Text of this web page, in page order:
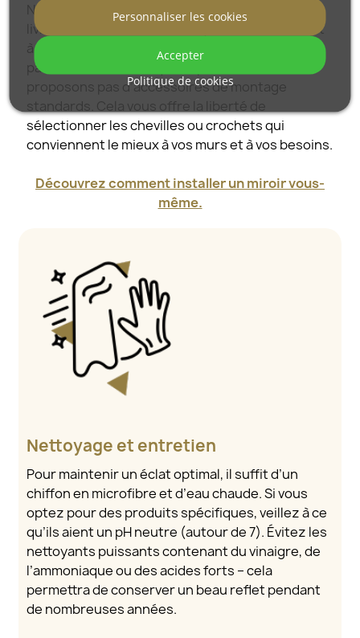
Nous nous chargeons de la fabrication et de la
livraison des miroirs, tandis que l’installation est
à votre responsabilité. Étant donné les
particularités de chaque espace, nous ne
proposons pas d’accessoires de montage
standards. Cela vous offre la liberté de
sélectionner les chevilles ou crochets qui
conviennent le mieux à vos murs et à vos besoins.
Découvrez comment installer un miroir vous-
même.
Nettoyage et entretien
Pour maintenir un éclat optimal, il suffit d’un
chiffon en microfibre et d’eau chaude. Si vous
optez pour des produits spécifiques, veillez à ce
qu’ils aient un pH neutre (autour de 7). Évitez les
nettoyants puissants contenant du vinaigre, de
l’ammoniaque ou des acides forts – cela
permettra de conserver un beau reflet pendant
de nombreuses années.
Politique de cookies
Personnaliser les cookies
Accepter